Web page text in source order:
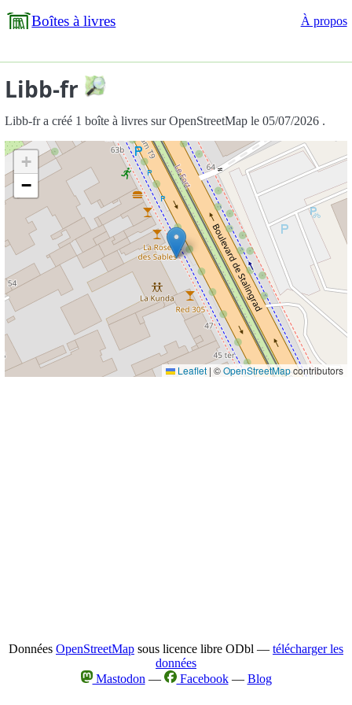
Boîtes à livres À propos
Libb-fr
Libb-fr a créé 1 boîte à livres sur OpenStreetMap le 05/07/2026 .
+
−
Leaflet | ©OpenStreetMapcontributors
Données OpenStreetMap sous licence libre ODbl — télécharger les
données
Mastodon — Facebook— Blog